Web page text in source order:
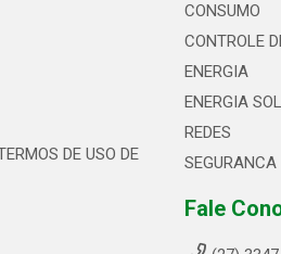
DE USO DE
CONSUMO
CONTROLE
ENERGIA
ENERGIA
REDES
Fale